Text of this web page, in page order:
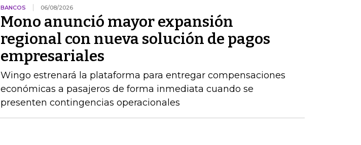
BANCOS 06/08/2026
Mono anunció mayor expansión
regional con nueva solución de pagos
empresariales
Wingo estrenará la plataforma para entregar compensaciones
económicas a pasajeros de forma inmediata cuando se
presenten contingencias operacionales